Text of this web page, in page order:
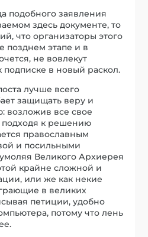
подобного заявления
здесь документе, то
что организаторы этого
позднем этапе и в
не вовлекут
в новый раскол.
лучше всего
защищать веру и
возложив все свое
подходя к решению
православным
и посильными
Великого Архиерея
крайне сложной и
или же как некие
в великих
петиции, удобно
потому что лень